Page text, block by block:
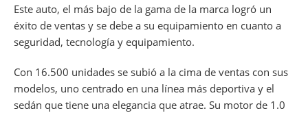
Este auto, el más bajo de la gama de la marca logró un
éxito de ventas y se debe a su equipamiento en cuanto a
seguridad, tecnología y equipamiento.
Con 16.500 unidades se subió a la cima de ventas con sus
modelos, uno centrado en una línea más deportiva y el
sedán que tiene una elegancia que atrae. Su motor de 1.0